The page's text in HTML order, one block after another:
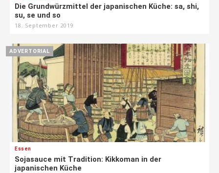
Die Grundwürzmittel der japanischen Küche: sa, shi,
su, se und so
18. September 2019
ADVERTORIAL
Essen
Sojasauce mit Tradition: Kikkoman in der
japanischen Küche